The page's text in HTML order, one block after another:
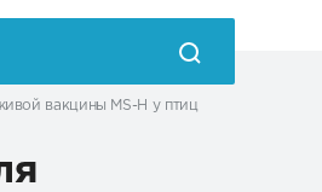
вакцины MS-H у птиц